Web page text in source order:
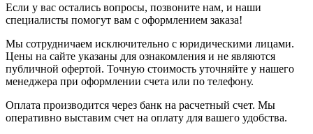
Если у вас остались вопросы, позвоните нам, и наши
специалисты помогут вам с оформлением заказа!
Мы сотрудничаем исключительно с юридическими лицами.
Цены на сайте указаны для ознакомления и не являются
публичной офертой. Точную стоимость уточняйте у нашего
менеджера при оформлении счета или по телефону.
Оплата производится через банк на расчетный счет. Мы
оперативно выставим счет на оплату для вашего удобства.